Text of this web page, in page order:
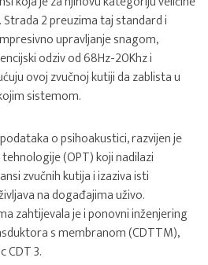
2 preuzima taj standard i
upravljanje snagom,
odziv od 68Hz-20Khz i
ovoj zvučnoj kutiji da zablista u
sistemom.
o psihoakustici, razvijen je
(OPT) koji nadilazi
zvučnih kutija i izaziva isti
na događajima uživo.
zahtijevala je i ponovni inženjering
s membranom (CDTTM),
CDT 3.